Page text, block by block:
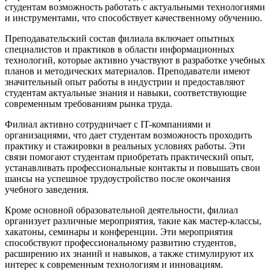
студентам возможность работать с актуальными технологиями
и инструментами, что способствует качественному обучению.
Преподавательский состав филиала включает опытных
специалистов и практиков в области информационных
технологий, которые активно участвуют в разработке учебных
планов и методических материалов. Преподаватели имеют
значительный опыт работы в индустрии и предоставляют
студентам актуальные знания и навыки, соответствующие
современным требованиям рынка труда.
Филиал активно сотрудничает с IT-компаниями и
организациями, что дает студентам возможность проходить
практику и стажировки в реальных условиях работы. Эти
связи помогают студентам приобретать практический опыт,
устанавливать профессиональные контакты и повышать свои
шансы на успешное трудоустройство после окончания
учебного заведения.
Кроме основной образовательной деятельности, филиал
организует различные мероприятия, такие как мастер-классы,
хакатоны, семинары и конференции. Эти мероприятия
способствуют профессиональному развитию студентов,
расширению их знаний и навыков, а также стимулируют их
интерес к современным технологиям и инновациям.